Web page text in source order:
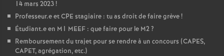
14 mars 2023!
Professeur.e etCPE stagiaire : tu as droit de faire grève!
Étudiant.e en M1 MEEF : que faire pour le M2?
Remboursement du trajet pour se rendre à un concours (CAPES,
CAPET, agrégation, etc.)